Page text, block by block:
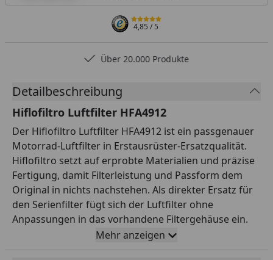
4,85/ 5
Über 20.000 Produkte
Detailbeschreibung
Hiflofiltro Luftfilter HFA4912
Der Hiflofiltro Luftfilter HFA4912 ist ein passgenauer
Motorrad-Luftfilter in Erstausrüster-Ersatzqualität.
Hiflofiltro setzt auf erprobte Materialien und präzise
Fertigung, damit Filterleistung und Passform dem
Original in nichts nachstehen. Als direkter Ersatz für
den Serienfilter fügt sich der Luftfilter ohne
Anpassungen in das vorhandene Filtergehäuse ein.
Ein optimaler Luftdurchsatz unterstützt eine saubere
Verbrennung, gleichmäßigen Motorlauf und einen
Mehr anzeigen